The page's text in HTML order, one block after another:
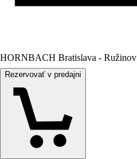
HORNBACH Bratislava - Ružinov
Rezervovať v predajni